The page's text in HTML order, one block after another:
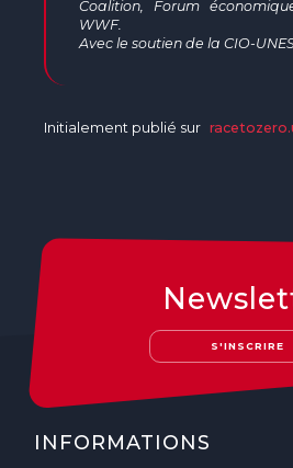
Coalition, Forum
WWF.
Avec le soutien de la CIO-
Initialement publié sur
S'INSCRIRE
INFORMATIONS